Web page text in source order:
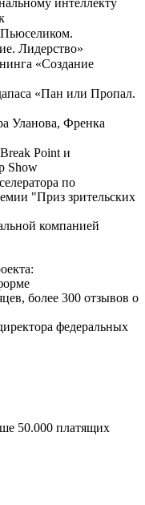
Лидерство»
«Создание
«Пан или Пропал.
Уланова, Френка
Point и
Show
по
"Приз зрительских
компанией
более 300 отзывов о
федеральных
50.000 платящих